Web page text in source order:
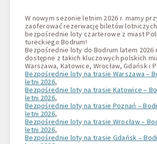
W nowym sezonie letnim 2026 r. mamy
zaoferować rezerwację biletów
bezpośrednie loty czarterowe z miast
tureckiego Bodrum!
Bezpośrednie loty do Bodrum latem 2026
dostępne z takich kluczowych polskich
Warszawa, Katowice, Wrocław, Gdańsk i
Bezpośrednie loty na trasie Warszawa –
letni 2026,
Bezpośrednie loty na trasie Katowice –
letni 2026,
Bezpośrednie loty na trasie Poznań –
letni 2026,
Bezpośrednie loty na trasie Wrocław –
letni 2026,
Bezpośrednie loty na trasie Gdańsk –